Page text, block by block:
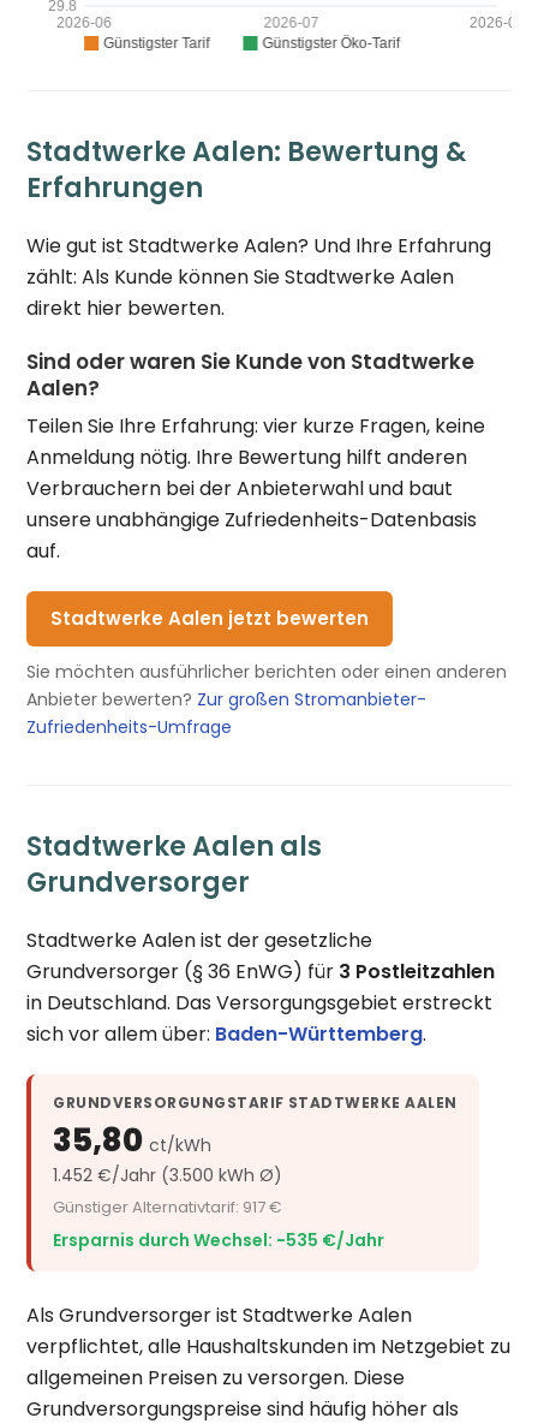
Stadtwerke Aalen: Bewertung &
Erfahrungen
Wie gut ist Stadtwerke Aalen? Und Ihre Erfahrung
zählt: Als Kunde können Sie Stadtwerke Aalen
direkt hier bewerten.
Sind oder waren Sie Kunde von Stadtwerke
Aalen?
Teilen Sie Ihre Erfahrung: vier kurze Fragen, keine
Anmeldung nötig. Ihre Bewertung hilft anderen
Verbrauchern bei der Anbieterwahl und baut
unsere unabhängige Zufriedenheits-Datenbasis
auf.
Stadtwerke Aalen jetzt bewerten
Sie möchten ausführlicher berichten oder einen anderen
Anbieter bewerten? Zur großen Stromanbieter-
Zufriedenheits-Umfrage
Stadtwerke Aalen als
Grundversorger
Stadtwerke Aalen ist der gesetzliche
Grundversorger (§ 36 EnWG) für 3 Postleitzahlen
in Deutschland. Das Versorgungsgebiet erstreckt
sich vor allem über: Baden-Württemberg.
GRUNDVERSORGUNGSTARIF STADTWERKE AALEN
35,80ct/kWh
1.452 €/Jahr (3.500 kWh Ø)
Günstiger Alternativtarif: 917 €
Ersparnis durch Wechsel: −535 €/Jahr
Als Grundversorger ist Stadtwerke Aalen
verpflichtet, alle Haushaltskunden im Netzgebiet zu
allgemeinen Preisen zu versorgen. Diese
Grundversorgungspreise sind häufig höher als